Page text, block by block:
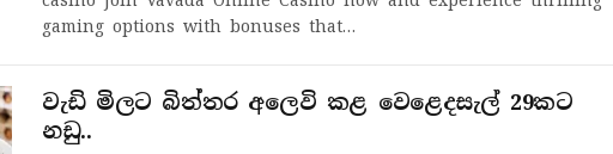
gaming options with bonuses that…
වැඩි මිලට බිත්තර අලෙවි කළ වෙළෙදසැල් 29කට
නඩු..